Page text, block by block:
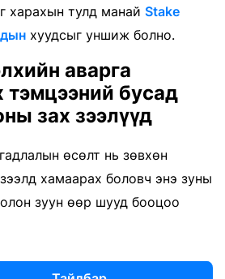
харахын тулд манай Stake
хуудсыг уншиж болно.
аварга
тэмцээний бусад
зах зээлүүд
өсөлт нь зөвхөн
хамаарах боловч энэ зуны
зуун өөр шууд бооцоо